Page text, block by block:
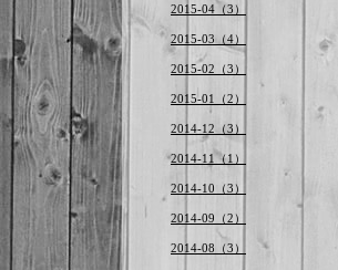
2015-04（3）
2015-03（4）
2015-02（3）
2015-01（2）
2014-12（3）
2014-11（1）
2014-10（3）
2014-09（2）
2014-08（3）